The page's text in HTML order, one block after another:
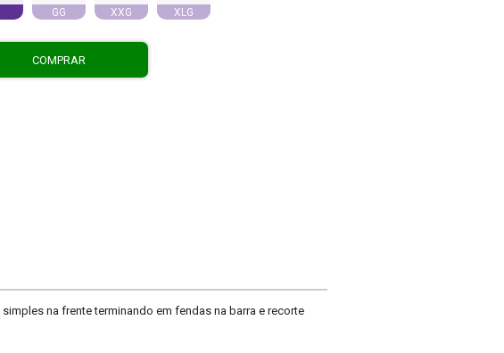
GG XXG XLG
COMPRAR
na frente terminando em fendas na barra e recorte